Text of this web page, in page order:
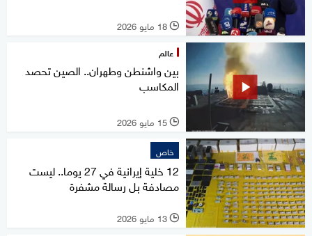
l 18 مايو 2026
عالم
بين واشنطن وطهران.. الصين تحصد
المكاسب
l 15 مايو 2026
خاص
12 خلية إيرانية في 27 يوما.. ليست
مصادفة بل رسالة مشفرة
l 13 مايو 2026